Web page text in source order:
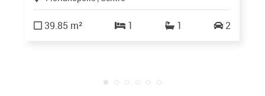
39.85 m² 1 1 2